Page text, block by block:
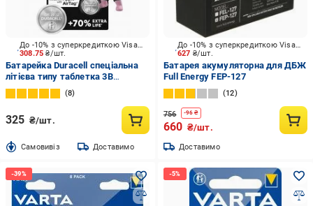
308.75₴/шт.
До -10% з суперкредиткою Visa Вигода
Батарейка Duracell спеціальна
літієва типу таблетка 3В
CR2032/CR 4 шт.
8
325 ₴/шт.
Cамовивіз Доставимо
627 ₴/шт.
До -10% з суперкредиткою Visa Вигода
Батарея акумуляторна для ДБЖ
Full Energy FEP-127
12
756 -96 ₴
660 ₴/шт.
Доставимо